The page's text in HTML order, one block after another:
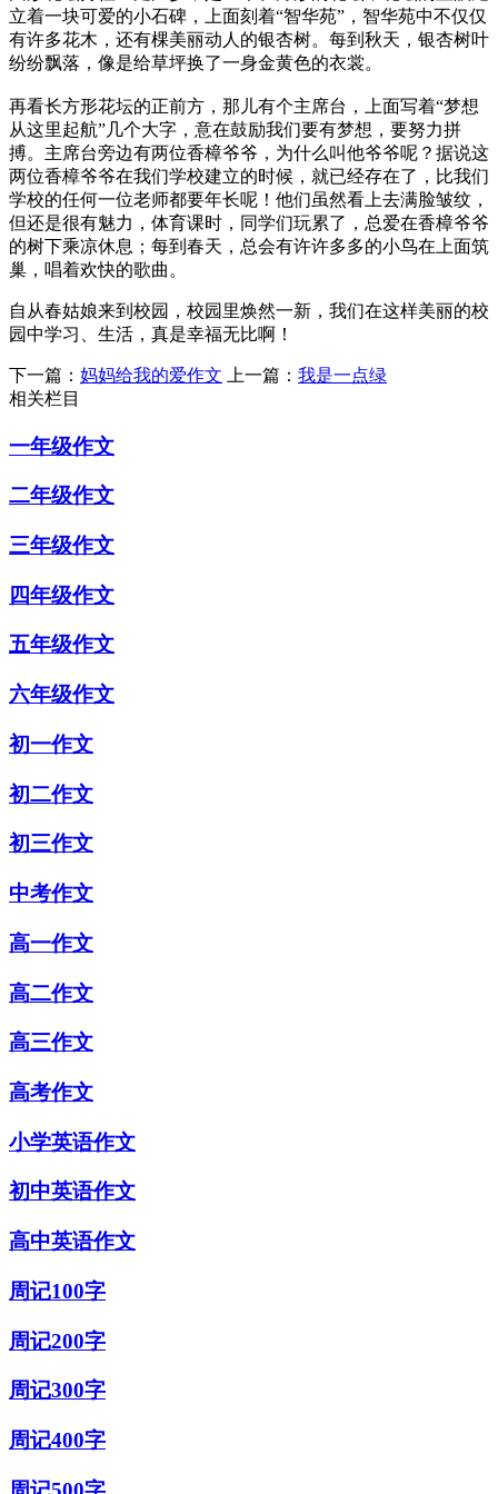
立着一块可爱的小石碑，上面刻着“智华苑”，智华苑中不仅仅
有许多花木，还有棵美丽动人的银杏树。每到秋天，银杏树叶
纷纷飘落，像是给草坪换了一身金黄色的衣裳。
再看长方形花坛的正前方，那儿有个主席台，上面写着“梦想
从这里起航”几个大字，意在鼓励我们要有梦想，要努力拼
搏。主席台旁边有两位香樟爷爷，为什么叫他爷爷呢？据说这
两位香樟爷爷在我们学校建立的时候，就已经存在了，比我们
学校的任何一位老师都要年长呢！他们虽然看上去满脸皱纹，
但还是很有魅力，体育课时，同学们玩累了，总爱在香樟爷爷
的树下乘凉休息；每到春天，总会有许许多多的小鸟在上面筑
巢，唱着欢快的歌曲。
自从春姑娘来到校园，校园里焕然一新，我们在这样美丽的校
园中学习、生活，真是幸福无比啊！
下一篇： 妈妈给我的爱作文 上一篇： 我是一点绿
相关栏目
一年级作文
二年级作文
三年级作文
四年级作文
五年级作文
六年级作文
初一作文
初二作文
初三作文
中考作文
高一作文
高二作文
高三作文
高考作文
小学英语作文
初中英语作文
高中英语作文
周记100字
周记200字
周记300字
周记400字